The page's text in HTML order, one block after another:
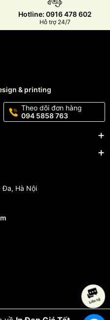
Hotline: 0916 478 602
Hỗ trợ 24/7
& printing
Theo dõi đơn hàng
094 5858 763
Hà Nội